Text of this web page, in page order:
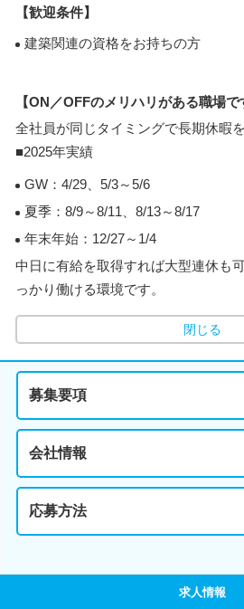
【歓迎条件】
建築関連の資格をお持ちの方
【ON／OFFのメリハリがある職場で
全社員が同じタイミングで長期休暇
■2025年実績
GW：4/29、5/3～5/6
夏季：8/9～8/11、8/13～8/17
年末年始：12/27～1/4
中日に有給を取得すれば大型連休も
っかり働ける環境です。
閉じる
募集要項
会社情報
応募方法
求人情報